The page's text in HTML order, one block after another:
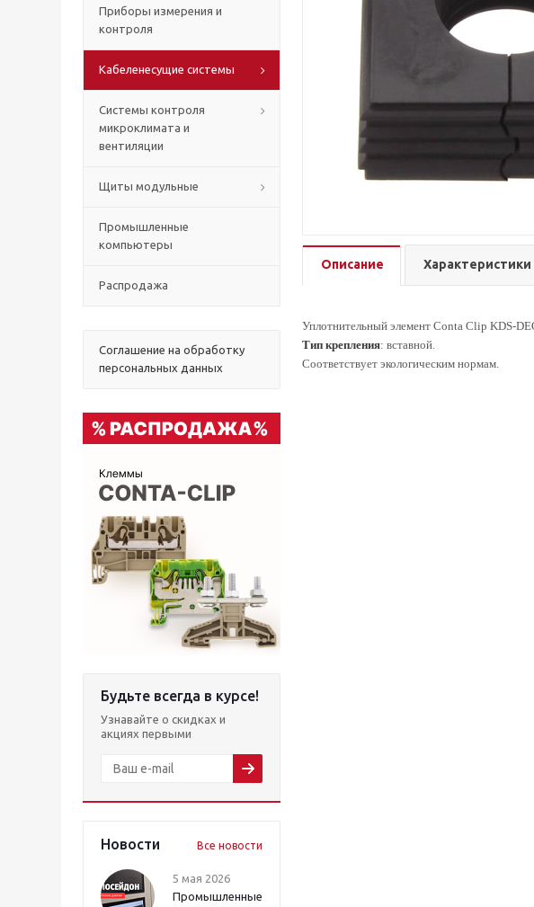
Приборы измерения и
контроля
Кабеленесущие системы
Системы контроля
микроклимата и
вентиляции
Щиты модульные
Промышленные
компьютеры
Распродажа
Соглашение на обработку
персональных данных
Будьте всегда в курсе!
Узнавайте о скидках и
акциях первыми
Новости Все новости
5 мая 2026
Промышленные
Описание Характеристики
Уплотнительный элемент Conta Clip KDS-
Тип крепления: вставной.
Соответствует экологическим нормам.